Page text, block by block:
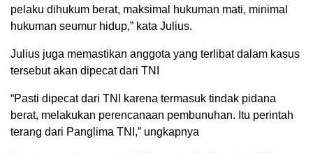
pelaku dihukum berat, maksimal hukuman mati, minimal
hukuman seumur hidup,” kata Julius.
Julius juga memastikan anggota yang terlibat dalam kasus
tersebut akan dipecat dari TNI
“Pasti dipecat dari TNI karena termasuk tindak pidana
berat, melakukan perencanaan pembunuhan. Itu perintah
terang dari Panglima TNI,” ungkapnya